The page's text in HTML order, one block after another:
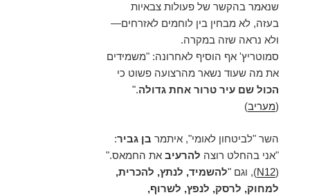
שנאמר בהקשר של פעולות צבאיות
בעזה, לא מבחין בין לוחמים לאזרחים—
ולא נראה שזה במקרה.
סמוטריץ' אף הוסיף לאחרונה: "משמידים
את מה שעוד נשאר מהרצועה פשוט כי
הכול שם עיר טרור אחת גדולה."
(מעריב)
השר "לביטחון לאומי", איתמר בן גביר:
"אני בהחלט רוצה להרעיב את החמאס."
(
N12), וגם "להשמיד, לנתץ, להכרית,
למחוק, לרסק, לנפץ, לשרוף,